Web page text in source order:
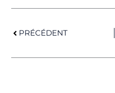
PRÉCÉDENT